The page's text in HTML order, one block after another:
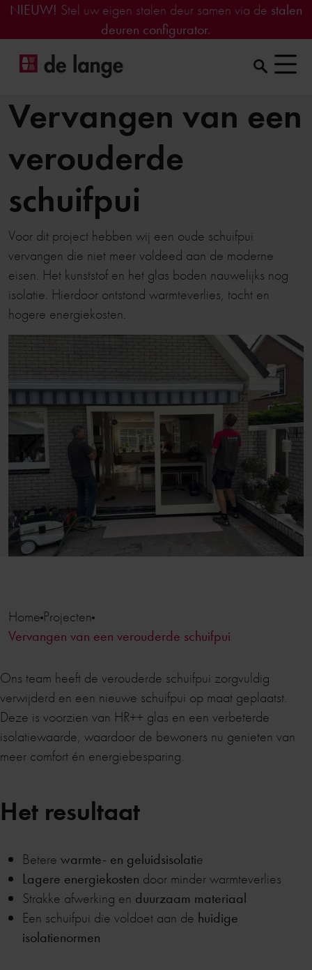
NIEUW! Stel uw eigen stalen deur samen via de stalen
deuren configurator.
Vervangen van een
verouderde
schuifpui
Voor dit project hebben wij een oude schuifpui
vervangen die niet meer voldeed aan de moderne
eisen. Het kunststof en het glas boden nauwelijks nog
isolatie. Hierdoor ontstond warmteverlies, tocht en
hogere energiekosten.
Home Projecten
Vervangen van een verouderde schuifpui
Ons team heeft de verouderde schuifpui zorgvuldig
verwijderd en een nieuwe schuifpui op maat geplaatst.
Deze is voorzien van HR++ glas en een verbeterde
isolatiewaarde, waardoor de bewoners nu genieten van
meer comfort én energiebesparing.
Het resultaat
Betere warmte- en geluidsisolatie
Lagere energiekosten door minder warmteverlies
Strakke afwerking en duurzaam materiaal
Een schuifpui die voldoet aan de huidige
isolatienormen